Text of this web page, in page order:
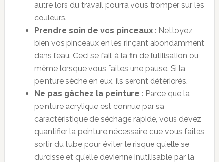
autre lors du travail pourra vous tromper sur les
couleurs.
Prendre soin de vos pinceaux : Nettoyez
bien vos pinceaux en les rinçant abondamment
dans l’eau. Ceci se fait à la fin de l’utilisation ou
même lorsque vous faites une pause. Si la
peinture sèche en eux, ils seront détériorés.
Ne pas gâchez la peinture : Parce que la
peinture acrylique est connue par sa
caractéristique de séchage rapide, vous devez
quantifier la peinture nécessaire que vous faites
sortir du tube pour éviter le risque qu’elle se
durcisse et qu’elle devienne inutilisable par la